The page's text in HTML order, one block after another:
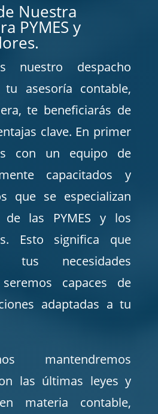
Nuestra
PYMES y
nuestro despacho
asesoría contable,
te beneficiarás de
clave. En primer
con un equipo de
capacitados y
que se especializan
las PYMES y los
Esto significa que
tus necesidades
capaces de
adaptadas a tu
mantendremos
las últimas leyes y
materia contable,